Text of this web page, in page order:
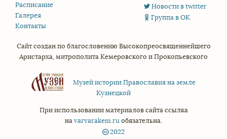
Новости в twitter
Группа в ОК
Расписание
Галерея
Контакты
Сайт создан по благословению Высокопреосвященнейшего
Аристарха,митрополита Кемеровского и Прокопьевского
Музей истории Православия на земле
Кузнецкой
При использовании материалов сайта ссылка
наvarvarakem.ruобязательна.
2022